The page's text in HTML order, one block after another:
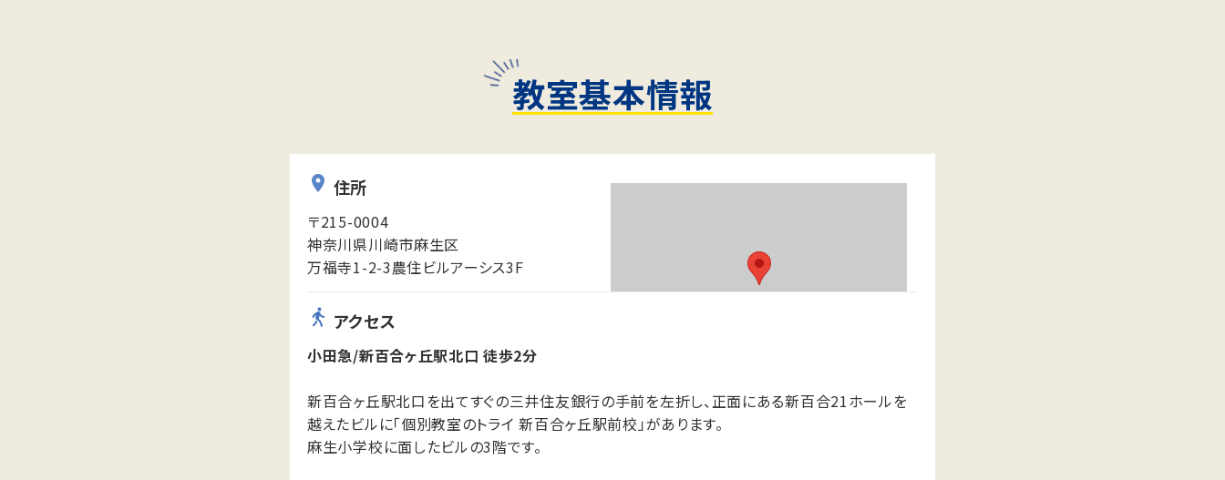
教室基本情報
住所
〒215-0004
神奈川県川崎市麻生区
万福寺1-2-3農住ビルアーシス3F
アクセス
小田急/新百合ヶ丘駅北口 徒歩2分
新百合ヶ丘駅北口を出てすぐの三井住友銀行の手前を左折し、正面にある新百合21ホールを
越えたビルに「個別教室のトライ 新百合ヶ丘駅前校」があります。
麻生小学校に面したビルの3階です。